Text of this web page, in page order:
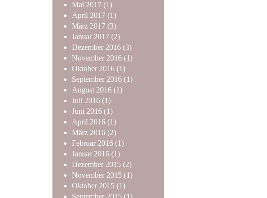
Mai 2017 (1)
April 2017 (1)
März 2017 (3)
Januar 2017 (2)
Dezember 2016 (3)
November 2016 (1)
Oktober 2016 (1)
September 2016 (1)
August 2016 (1)
Juli 2016 (1)
Juni 2016 (1)
April 2016 (1)
März 2016 (2)
Februar 2016 (1)
Januar 2016 (1)
Dezember 2015 (2)
November 2015 (1)
Oktober 2015 (1)